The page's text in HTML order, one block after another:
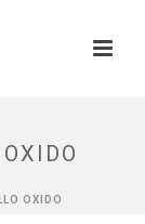
OXIDO